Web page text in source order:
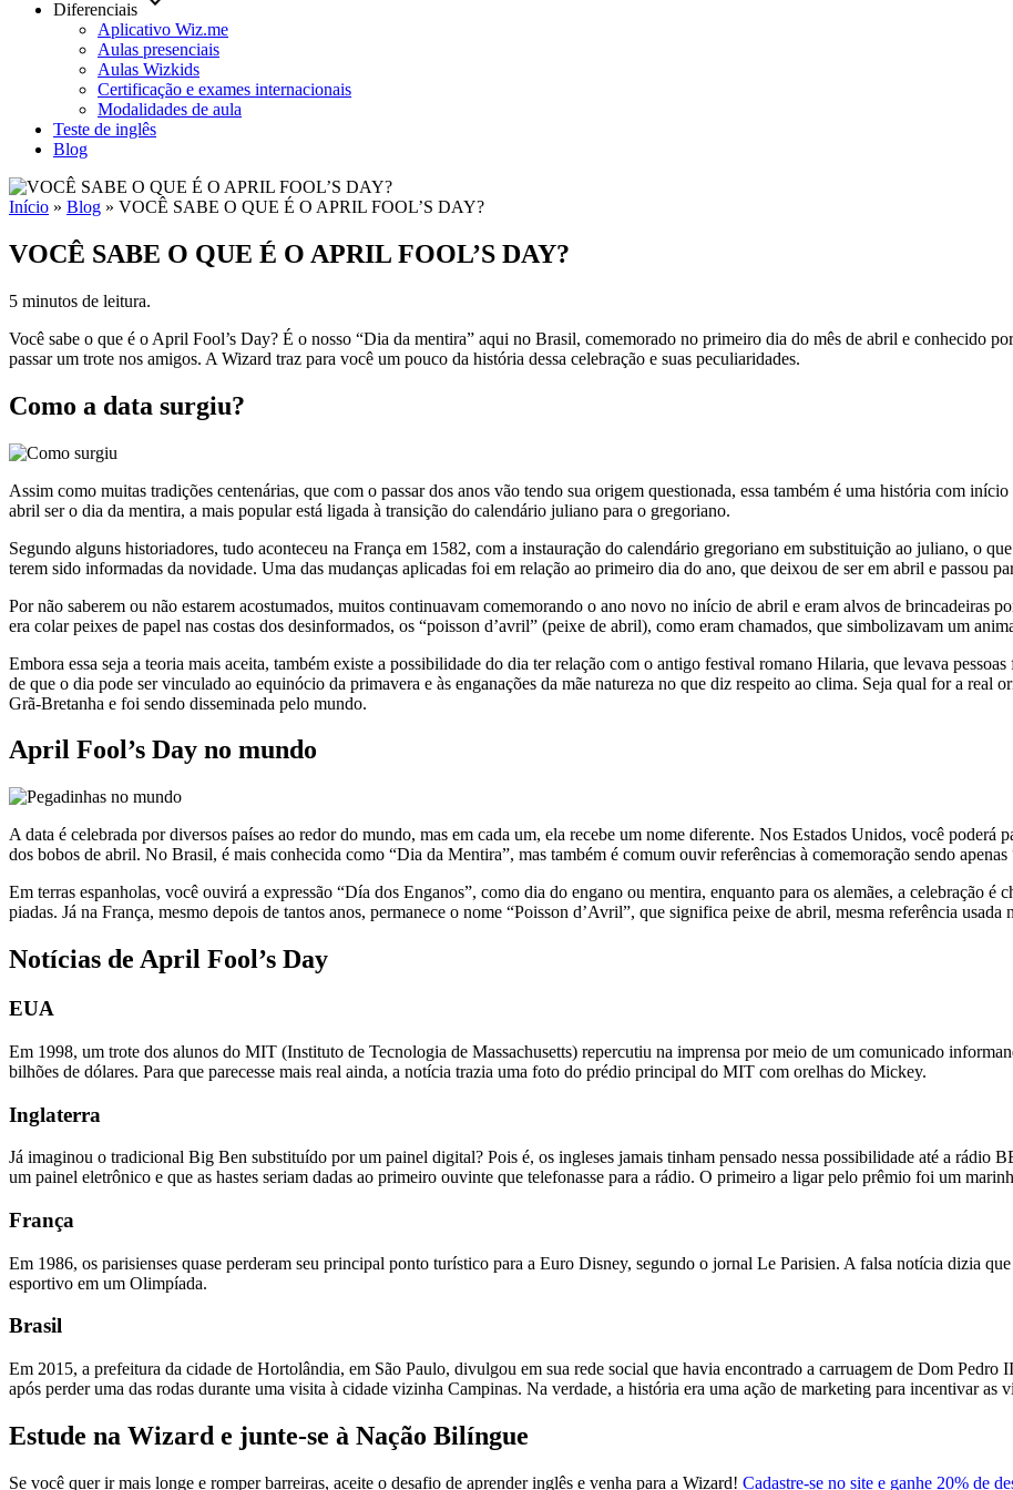
Diferenciais
Aplicativo Wiz.me
Aulas presenciais
Aulas Wizkids
Certificação e exames internacionais
Modalidades de aula
Teste de inglês
Blog
Início » Blog » VOCÊ SABE O QUE É O APRIL FOOL’S DAY?
VOCÊ SABE O QUE É O APRIL FOOL’S DAY?
5 minutos de leitura.
Você sabe o que é o April Fool’s Day? É o nosso “Dia da mentira” aqui no Brasil, comemorado no primeiro dia do mês de abril e conhecido
passar um trote nos amigos. A Wizard traz para você um pouco da história dessa celebração e suas peculiaridades.
Como a data surgiu?
Assim como muitas tradições centenárias, que com o passar dos anos vão tendo sua origem questionada, essa também é uma história com
abril ser o dia da mentira, a mais popular está ligada à transição do calendário juliano para o gregoriano.
Segundo alguns historiadores, tudo aconteceu na França em 1582, com a instauração do calendário gregoriano em substituição ao juliano, o
terem sido informadas da novidade. Uma das mudanças aplicadas foi em relação ao primeiro dia do ano, que deixou de ser em abril e passou
Por não saberem ou não estarem acostumados, muitos continuavam comemorando o ano novo no início de abril e eram alvos de brincadeiras
era colar peixes de papel nas costas dos desinformados, os “poisson d’avril” (peixe de abril), como eram chamados, que simbolizavam um
Embora essa seja a teoria mais aceita, também existe a possibilidade do dia ter relação com o antigo festival romano Hilaria, que levava
de que o dia pode ser vinculado ao equinócio da primavera e às enganações da mãe natureza no que diz respeito ao clima. Seja qual for a real
Grã-Bretanha e foi sendo disseminada pelo mundo.
April Fool’s Day no mundo
A data é celebrada por diversos países ao redor do mundo, mas em cada um, ela recebe um nome diferente. Nos Estados Unidos, você
dos bobos de abril. No Brasil, é mais conhecida como “Dia da Mentira”, mas também é comum ouvir referências à comemoração sendo
Em terras espanholas, você ouvirá a expressão “Día dos Enganos”, como dia do engano ou mentira, enquanto para os alemães, a celebração é
piadas. Já na França, mesmo depois de tantos anos, permanece o nome “Poisson d’Avril”, que significa peixe de abril, mesma referência
Notícias de April Fool’s Day
EUA
Em 1998, um trote dos alunos do MIT (Instituto de Tecnologia de Massachusetts) repercutiu na imprensa por meio de um comunicado
bilhões de dólares. Para que parecesse mais real ainda, a notícia trazia uma foto do prédio principal do MIT com orelhas do Mickey.
Inglaterra
Já imaginou o tradicional Big Ben substituído por um painel digital? Pois é, os ingleses jamais tinham pensado nessa possibilidade até a rádio
um painel eletrônico e que as hastes seriam dadas ao primeiro ouvinte que telefonasse para a rádio. O primeiro a ligar pelo prêmio foi um
França
Em 1986, os parisienses quase perderam seu principal ponto turístico para a Euro Disney, segundo o jornal Le Parisien. A falsa notícia dizia
esportivo em um Olimpíada.
Brasil
Em 2015, a prefeitura da cidade de Hortolândia, em São Paulo, divulgou em sua rede social que havia encontrado a carruagem de Dom Pedro
após perder uma das rodas durante uma visita à cidade vizinha Campinas. Na verdade, a história era uma ação de marketing para incentivar as
Estude na Wizard e junte-se à Nação Bilíngue
Se você quer ir mais longe e romper barreiras, aceite o desafio de aprender inglês e venha para a Wizard! Cadastre-se no site e ganhe 20% de